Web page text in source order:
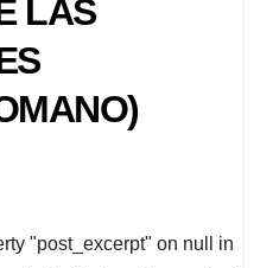
LAS
"post_excerpt" on null in